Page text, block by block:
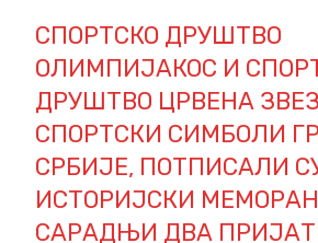
СПОРТСКО ДРУШТВО
ОЛИМПИЈАКОС И
ДРУШТВО ЦРВЕНА
СПОРТСКИ СИМБОЛИ
СРБИЈЕ, ПОТПИСАЛИ
ИСТОРИЈСКИ
САРАДЊИ ДВА